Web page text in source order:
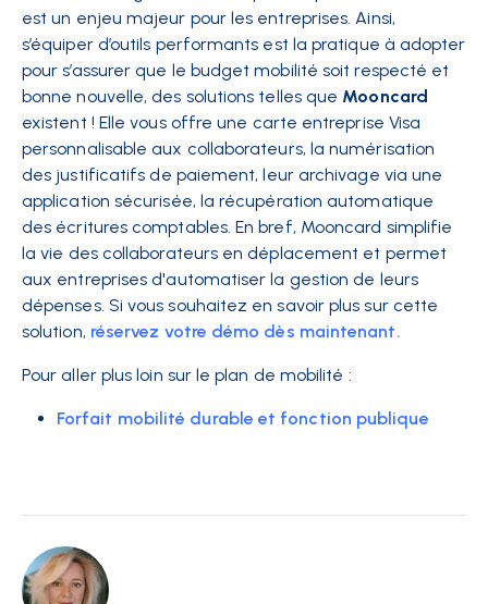
est un enjeu majeur pour les entreprises. Ainsi,
s’équiper d’outils performants est la pratique à adopter
pour s’assurer que le budget mobilité soit respecté et
bonne nouvelle, des solutions telles que Mooncard
existent ! Elle vous offre une carte entreprise Visa
personnalisable aux collaborateurs, la numérisation
des justificatifs de paiement, leur archivage via une
application sécurisée, la récupération automatique
des écritures comptables. En bref, Mooncard simplifie
la vie des collaborateurs en déplacement et permet
aux entreprises d'automatiser la gestion de leurs
dépenses. Si vous souhaitez en savoir plus sur cette
solution, réservez votre démo dès maintenant.
Pour aller plus loin sur le plan de mobilité :
Forfait mobilité durable et fonction publique